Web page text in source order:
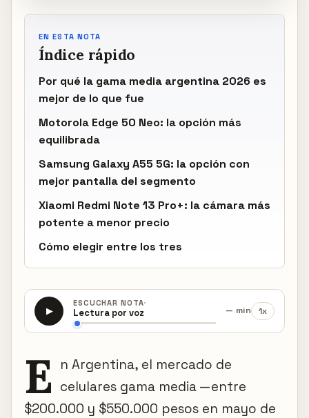
EN ESTA NOTA
Índice rápido
Por qué la gama media argentina 2026 es
mejor de lo que fue
Motorola Edge 50 Neo: la opción más
equilibrada
Samsung Galaxy A55 5G: la opción con
mejor pantalla del segmento
Xiaomi Redmi Note 13 Pro+: la cámara más
potente a menor precio
Cómo elegir entre los tres
▶
ESCUCHAR NOTA·
Lectura por voz
— min 1x
E n Argentina, el mercado de
celulares gama media —entre
$200.000 y $550.000 pesos en mayo de